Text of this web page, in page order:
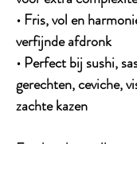
• Fris, vol en
verfijnde afdronk
• Perfect bij sushi,
gerechten, ceviche,
zachte kazen
Een karaktervolle en